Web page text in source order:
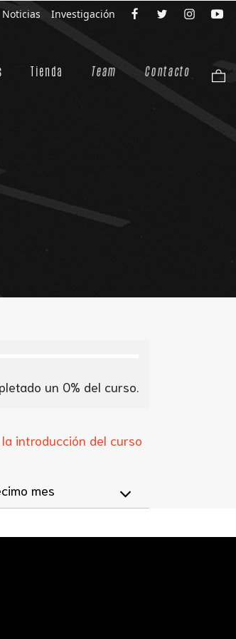
Noticias Investigación
Tienda Team Contacto
un 0% del curso.
introducción del curso
mes